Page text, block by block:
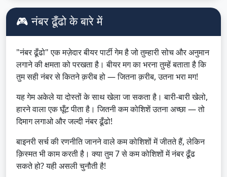
🎮 नंबर ढूँढो के बारे में
"नंबर ढूँढो" एक मज़ेदार बीयर पार्टी गेम है जो तुम्हारी सोच और अनुमान
लगाने की क्षमता को परखता है। बीयर मग का भरना तुम्हें बताता है कि
तुम सही नंबर से कितने क़रीब हो — जितना क़रीब, उतना भरा मग!
यह गेम अकेले या दोस्तों के साथ खेला जा सकता है। बारी-बारी खेलो,
हारने वाला एक घूँट पीता है। जितनी कम कोशिशें उतना अच्छा — तो
दिमाग लगाओ और जल्दी नंबर ढूँढो!
बाइनरी सर्च की रणनीति जानने वाले कम कोशिशों में जीतते हैं, लेकिन
क़िस्मत भी काम करती है। क्या तुम 7 से कम कोशिशों में नंबर ढूँढ
सकते हो? यही असली चुनौती है!